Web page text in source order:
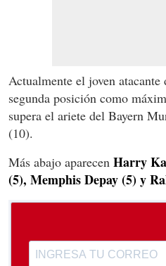
Actualmente el joven
segunda posición como
supera el ariete del Bayern
(10).
Más abajo aparecen Harry
(5), Memphis Depay (5) y